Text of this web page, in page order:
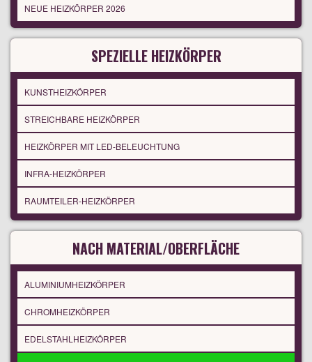
NEUE HEIZKÖRPER 2026
SPEZIELLE HEIZKÖRPER
KUNSTHEIZKÖRPER
STREICHBARE HEIZKÖRPER
HEIZKÖRPER MIT LED-BELEUCHTUNG
INFRA-HEIZKÖRPER
RAUMTEILER-HEIZKÖRPER
NACH MATERIAL/OBERFLÄCHE
ALUMINIUMHEIZKÖRPER
CHROMHEIZKÖRPER
EDELSTAHLHEIZKÖRPER